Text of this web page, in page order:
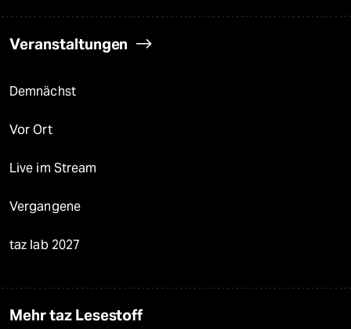
Veranstaltungen
Demnächst
Vor Ort
Live im Stream
Vergangene
taz lab 2027
Mehr taz Lesestoff